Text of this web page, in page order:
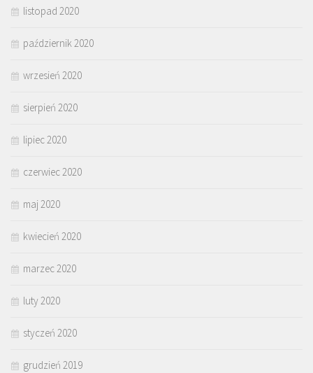
listopad 2020
październik 2020
wrzesień 2020
sierpień 2020
lipiec 2020
czerwiec 2020
maj 2020
kwiecień 2020
marzec 2020
luty 2020
styczeń 2020
grudzień 2019